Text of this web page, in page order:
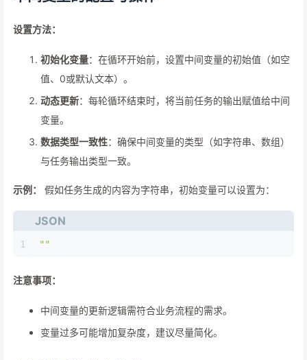
设置方法：
初始化变量：在循环开始前，设置中间变量的初始值（如空
值、0或默认文本）。
动态更新：每轮循环结束时，将当前任务的输出赋值给中间
变量。
数据类型一致性：确保中间变量的类型（如字符串、数组）
与任务输出类型一致。
示例： 假如任务生成的内容为字符串，初始变量可以设置为：
JSON
1 ""
注意事项：
中间变量的更新逻辑需符合业务流程的需求。
变量过多可能增加复杂度，建议尽量简化。